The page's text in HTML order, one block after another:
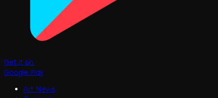
Get it on
Google Play
Art News